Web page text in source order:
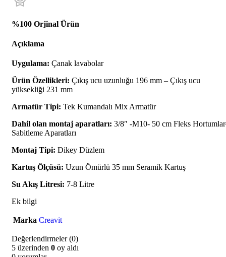
%100 Orjinal Ürün
Açıklama
Uygulama: Çanak lavabolar
Ürün Özellikleri: Çıkış ucu uzunluğu 196 mm – Çıkış ucu
yüksekliği 231 mm
Armatür Tipi: Tek Kumandalı Mix Armatür
Dahil olan montaj aparatları: 3/8″ -M10- 50 cm Fleks
Sabitleme Aparatları
Montaj Tipi: Dikey Düzlem
Kartuş Ölçüsü: Uzun Ömürlü 35 mm Seramik Kartuş
Su Akış Litresi: 7-8 Litre
Ek bilgi
Marka Creavit
Değerlendirmeler (0)
5 üzerinden 0 oy aldı